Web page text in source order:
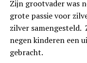
Zijn grootvader was
grote passie voor
zilver samengesteld.
negen kinderen een
gebracht.